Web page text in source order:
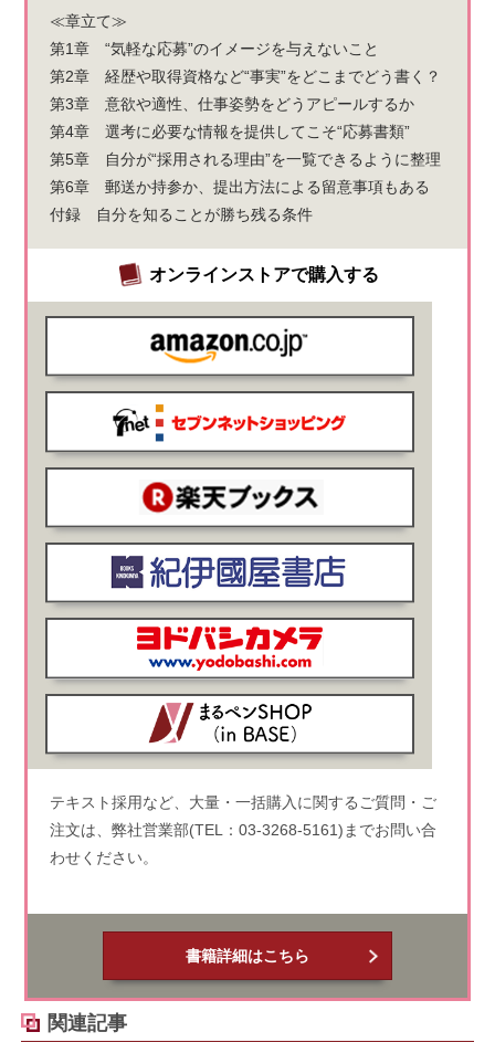
≪章立て≫
第1章 “気軽な応募”のイメージを与えないこと
第2章 経歴や取得資格など“事実”をどこまでどう書く？
第3章 意欲や適性、仕事姿勢をどうアピールするか
第4章 選考に必要な情報を提供してこそ“応募書類”
第5章 自分が“採用される理由”を一覧できるように整理
第6章 郵送か持参か、提出方法による留意事項もある
付録 自分を知ることが勝ち残る条件
オンラインストアで購入する
テキスト採用など、大量・一括購入に関するご質問・ご
注文は、弊社営業部(TEL：03-3268-5161)までお問い合
わせください。
書籍詳細はこちら
関連記事